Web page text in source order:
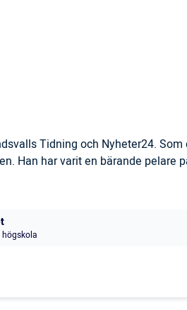
Tidning och Nyheter24.
Han har varit en bärande pelare